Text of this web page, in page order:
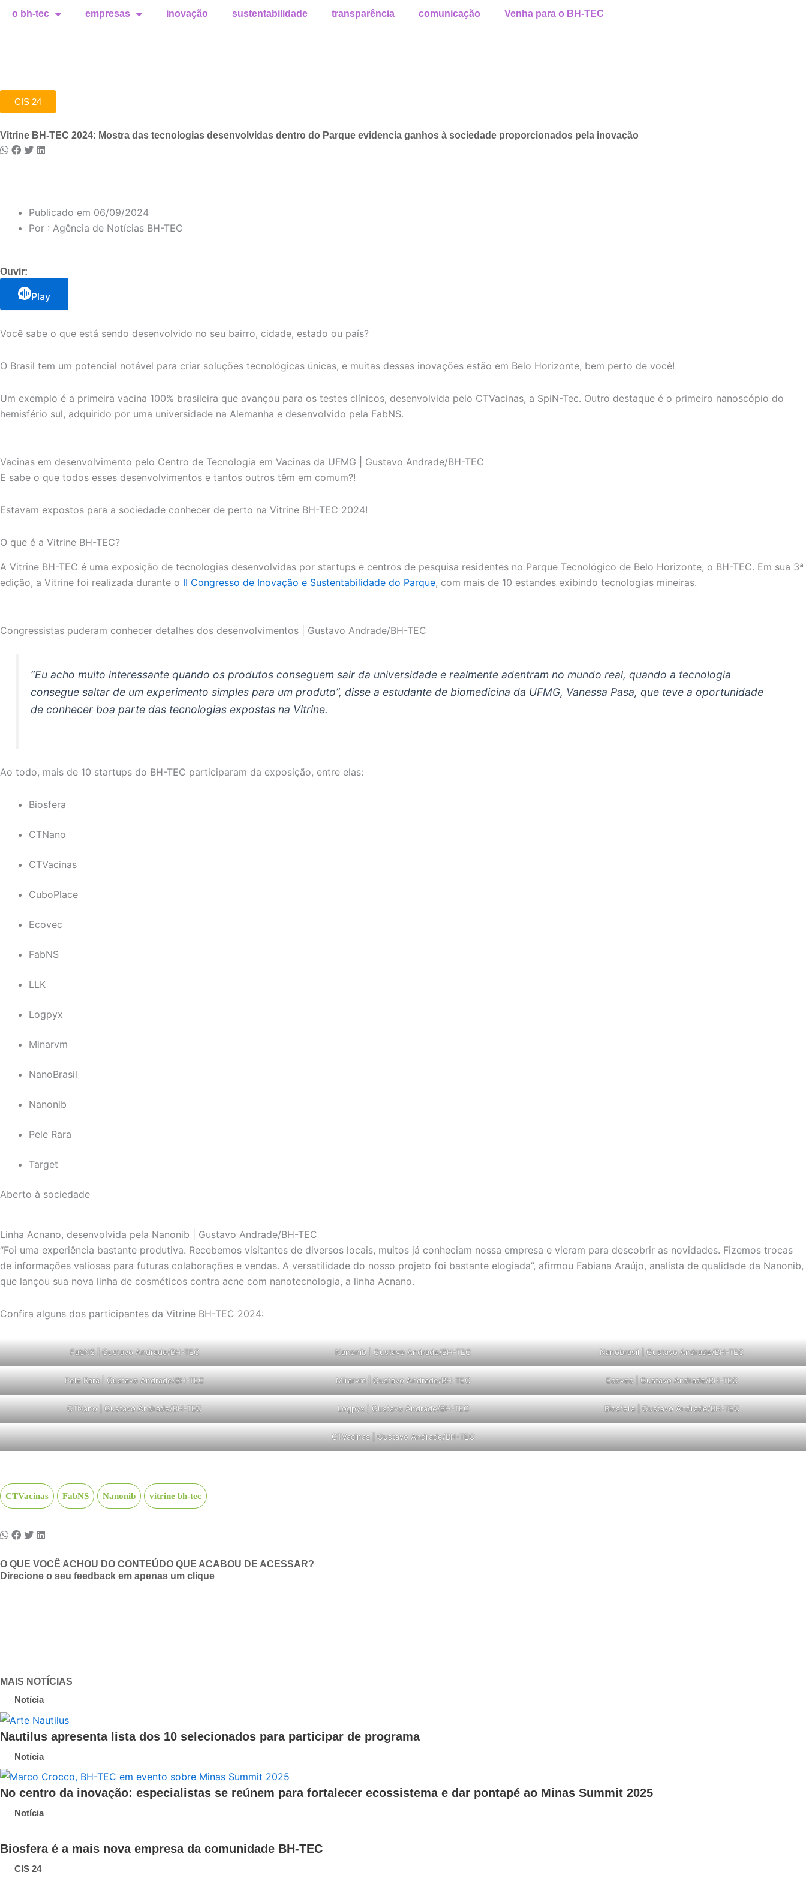
o bh-tec empresas inovação sustentabilidade transparência comunicação Venha para o BH-TEC
CIS 24
Vitrine BH-TEC 2024: Mostra das tecnologias desenvolvidas dentro do Parque evidencia ganhos à sociedade proporcionados pela inovação
Publicado em 06/09/2024
Por : Agência de Notícias BH-TEC
Ouvir:
Play
Você sabe o que está sendo desenvolvido no seu bairro, cidade, estado ou país?
O Brasil tem um potencial notável para criar soluções tecnológicas únicas, e muitas dessas inovações estão em Belo Horizonte, bem perto de você!
Um exemplo é a primeira vacina 100% brasileira que avançou para os testes clínicos, desenvolvida pelo CTVacinas, a SpiN-Tec. Outro destaque é o primeiro nanoscópio do
hemisfério sul, adquirido por uma universidade na Alemanha e desenvolvido pela FabNS.
Vacinas em desenvolvimento pelo Centro de Tecnologia em Vacinas da UFMG | Gustavo Andrade/BH-TEC
E sabe o que todos esses desenvolvimentos e tantos outros têm em comum?!
Estavam expostos para a sociedade conhecer de perto na Vitrine BH-TEC 2024!
O que é a Vitrine BH-TEC?
A Vitrine BH-TEC é uma exposição de tecnologias desenvolvidas por startups e centros de pesquisa residentes no Parque Tecnológico de Belo Horizonte, o BH-TEC. Em sua 3ª
edição, a Vitrine foi realizada durante o II Congresso de Inovação e Sustentabilidade do Parque, com mais de 10 estandes exibindo tecnologias mineiras.
Congressistas puderam conhecer detalhes dos desenvolvimentos | Gustavo Andrade/BH-TEC
“Eu acho muito interessante quando os produtos conseguem sair da universidade e realmente adentram no mundo real, quando a tecnologia
consegue saltar de um experimento simples para um produto”, disse a estudante de biomedicina da UFMG, Vanessa Pasa, que teve a oportunidade
de conhecer boa parte das tecnologias expostas na Vitrine.
Ao todo, mais de 10 startups do BH-TEC participaram da exposição, entre elas:
Biosfera
CTNano
CTVacinas
CuboPlace
Ecovec
FabNS
LLK
Logpyx
Minarvm
NanoBrasil
Nanonib
Pele Rara
Target
Aberto à sociedade
Linha Acnano, desenvolvida pela Nanonib | Gustavo Andrade/BH-TEC
“Foi uma experiência bastante produtiva. Recebemos visitantes de diversos locais, muitos já conheciam nossa empresa e vieram para descobrir as novidades. Fizemos trocas
de informações valiosas para futuras colaborações e vendas. A versatilidade do nosso projeto foi bastante elogiada”, afirmou Fabiana Araújo, analista de qualidade da Nanonib,
que lançou sua nova linha de cosméticos contra acne com nanotecnologia, a linha Acnano.
Confira alguns dos participantes da Vitrine BH-TEC 2024:
FabNS | Gustavo Andrade/BH-TEC Nanonib | Gustavo Andrade/BH-TEC Nanobrasil | Gustavo Andrade/BH-TEC
Pele Rara | Gustavo Andrade/BH-TEC Mirarvm | Gustavo Andrade/BH-TEC Ecovec | Gustavo Andrade/BH-TEC
CTNano | Gustavo Andrade/BH-TEC Logpyx | Gustavo Andrade/BH-TEC Biosfera | Gustavo Andrade/BH-TEC
CTVacinas | Gustavo Andrade/BH-TEC
CTVacinas FabNS Nanonib vitrine bh-tec
O QUE VOCÊ ACHOU DO CONTEÚDO QUE ACABOU DE ACESSAR?
Direcione o seu feedback em apenas um clique
MAIS NOTÍCIAS
Notícia
Nautilus apresenta lista dos 10 selecionados para participar de programa
Notícia
No centro da inovação: especialistas se reúnem para fortalecer ecossistema e dar pontapé ao Minas Summit 2025
Notícia
Biosfera é a mais nova empresa da comunidade BH-TEC
CIS 24